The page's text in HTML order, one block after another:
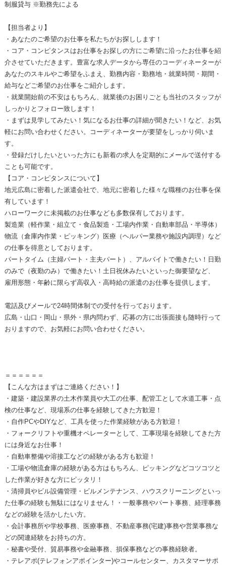
制服貸与 ※勤務先による
【担当者より】
・あなたのご希望のお仕事を私たちがお探しします！
・コア・コンピタンスはお仕事をお探しの方にご希望に沿ったお仕事を紹
介させていただきます。豊富な求人データから専任のコーディネーターが
あなたのスキルやご希望をふまえ、勤務内容・勤務地・就業時間・期間・
給与などご希望のお仕事をご紹介します。
・就業開始前の不安はもちろん、就業後のお困りごとも当社のスタッフが
しっかりとフォロー致します！
・まずは見学してみたい！気になるお仕事の詳細が聞きたい！など、お気
軽にお問い合わせください。コーディネーターが要望をしっかり伺いま
す。
・登録だけしたいといった方にも新着の求人を定期的にメールで送付する
ことも可能です。
【コア・コンピタンスについて】
地元広島に密着した派遣会社で、地元に密着した様々な職種のお仕事を保
有しています！
ハローワークに未掲載のお仕事なども多数保有しております。
製造業（軽作業・組立て・食品製造・工場内作業・自動車部品・半導体）
物流（倉庫内作業・ピッキング）医療（ヘルパー業務や施設内調理）など
の仕事を得意としております。
パートタイム（主婦パート・主夫パート）、アルバイトで働きたい！日勤
のみで（夜勤のみ）で働きたい！土日祝休みたいといった御要望など、
雇用形態・年齢に限らず高収入・高時給の派遣のお仕事を提供します。
電話及びメールで24時間体制での受付を行っております。
広島・山口・岡山・県外・県内問わず、応募の方に出張面接も随時行って
おりますので、お気軽にお問い合わせください。
＝＝＝＝＝＝
【こんな方はまずはご連絡ください！】
・建築・建設業界の土木作業員や大工の仕事、配管工として水道工事・点
検の仕事など、現場系の仕事を経験してきた方歓迎！
・自作PCやDIYなど、工具を使った作業経験がある方歓迎！
・フォークリフトや重機オペレーターとして、工事現場を経験してきた方
には身近なお仕事！
・自動車整備や溶接工などの経験がある方も歓迎！
・工場や物流倉庫の経験がある方はもちろん、ピッキングなどコツコツと
した作業が好きな方にピッタリ！
・清掃員やビル設備管理・ビルメンテナンス、ハウスクリーニングといっ
た仕事の経験も無駄にはなりません！・一般事務やパート事務、経理事務
などの経験を活かしたい方。
・会計事務所や学校事務、医療事務、不動産事務(宅建)事務や営業事務な
どの関連経験をお持ちの方。
・秘書や受付、貿易事務や金融事務、損保事務などの事務経験者。
・テレアポ(テレフォンアポインター)やコールセンター、カスタマーサポ